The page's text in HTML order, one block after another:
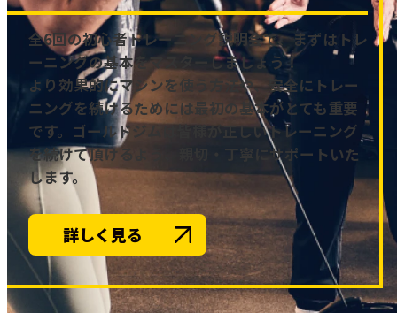
全6回の初心者トレーニング説明会で、まずはトレ
ーニングの基本をマスターしましょう！
より効果的にマシンを使う方法や、安全にトレー
ニングを続けるためには最初の基本がとても重要
です。ゴールドジムは皆様が正しいトレーニング
を続けて頂けるよう、親切・丁寧にサポートいた
します。
詳しく見る